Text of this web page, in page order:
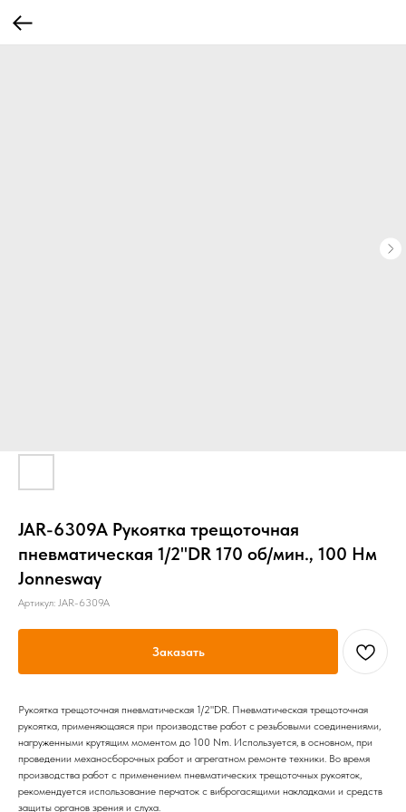
JAR-6309A Рукоятка трещоточная
пневматическая 1/2"DR 170 об/мин., 100 Нм
Jonnesway
Артикул: JAR-6309A
Заказать
Рукоятка трещоточная пневматическая 1/2"DR. Пневматическая трещоточная
рукоятка, применяющаяся при производстве работ с резьбовыми соединениями,
нагруженными крутящим моментом до 100 Nm. Используется, в основном, при
проведении механосборочных работ и агрегатном ремонте техники. Во время
производства работ с применением пневматических трещоточных рукояток,
рекомендуется использование перчаток с виброгасящими накладками и средств
защиты органов зрения и слуха.